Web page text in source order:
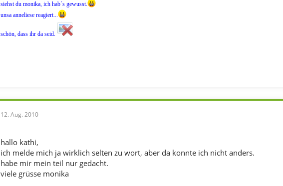
siehst du monika, ich hab´s gewusst.
unsa anneliese reagiert...
schön, dass ihr da seid.
12. Aug. 2010
hallo kathi,
ich melde mich ja wirklich selten zu wort, aber da konnte ich nicht anders.
habe mir mein teil nur gedacht.
viele grüsse monika